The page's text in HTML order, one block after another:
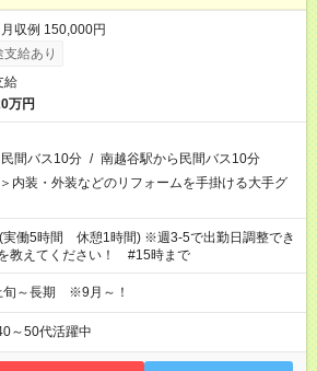
収例 150,000円
給あり
給
万円
間バス10分 / 南越谷駅から民間バス10分
内装・外装などのリフォームを手掛ける大手グ
実働5時間 休憩1時間) ※週3-5で出勤日調整でき
教えてください！ #15時まで
旬～長期 ※9月～！
～50代活躍中